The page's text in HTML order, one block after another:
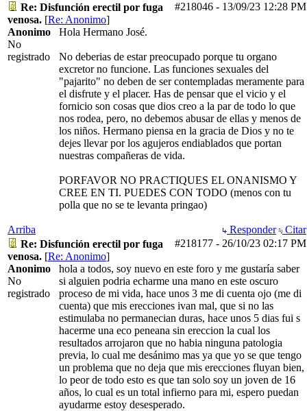
#218046 - 13/09/23 12:28 PM
Re: Disfunción erectil por fuga
venosa. [Re: Anonimo]
Anonimo
No
registrado
Hola Hermano José.
No deberias de estar preocupado porque tu organo
excretor no funcione. Las funciones sexuales del
"pajarito" no deben de ser contempladas meramente para
el disfrute y el placer. Has de pensar que el vicio y el
fornicio son cosas que dios creo a la par de todo lo que
nos rodea, pero, no debemos abusar de ellas y menos de
los niños. Hermano piensa en la gracia de Dios y no te
dejes llevar por los agujeros endiablados que portan
nuestras compañeras de vida.
PORFAVOR NO PRACTIQUES EL ONANISMO Y
CREE EN TI. PUEDES CON TODO (menos con tu
polla que no se te levanta pringao)
Arriba Responder
Citar
#218177 - 26/10/23 02:17 PM
Re: Disfunción erectil por fuga
venosa. [Re: Anonimo]
Anonimo
No
registrado
hola a todos, soy nuevo en este foro y me gustaría saber
si alguien podria echarme una mano en este oscuro
proceso de mi vida, hace unos 3 me di cuenta ojo (me di
cuenta) que mis erecciones ivan mal, que si no las
estimulaba no permanecian duras, hace unos 5 dias fui s
hacerme una eco peneana sin ereccion la cual los
resultados arrojaron que no habia ninguna patologia
previa, lo cual me desánimo mas ya que yo se que tengo
un problema que no deja que mis erecciones fluyan bien,
lo peor de todo esto es que tan solo soy un joven de 16
años, lo cual es un total infierno para mi, espero puedan
ayudarme estoy desesperado.